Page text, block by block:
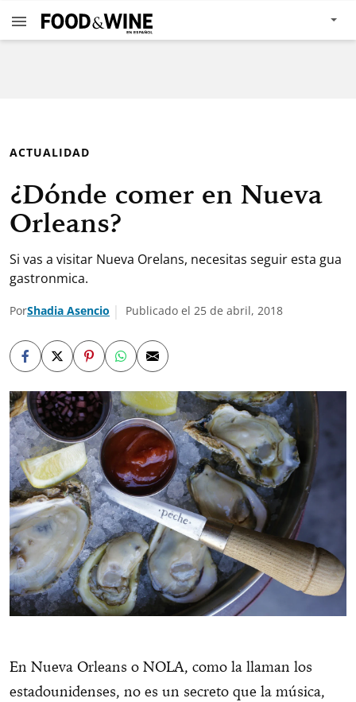
ACTUALIDAD
¿Dónde comer en Nueva
Orleans?
Si vas a visitar Nueva Orelans, necesitas seguir esta gua
gastronmica.
PorShadia Asencio Publicado el 25 de abril, 2018
En Nueva Orleans o NOLA, como la llaman los
estadounidenses, no es un secreto que la música,